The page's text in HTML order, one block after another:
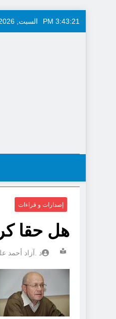
السبت, 2026-08-08 3:43:22 PM
إصدارات و قراءات
هل حقا
د .آزاد أحمد